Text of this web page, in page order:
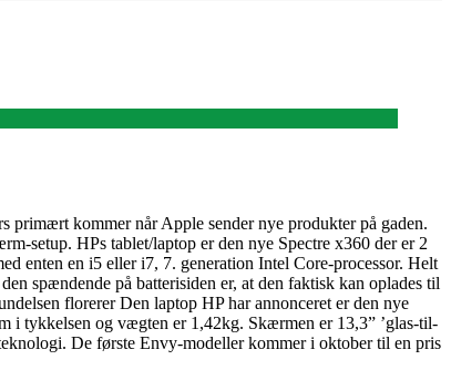
primært kommer når Apple sender nye produkter på gaden.
setup. HPs tablet/laptop er den nye Spectre x360 der er 2
enten en i5 eller i7, 7. generation Intel Core-processor. Helt
spændende på batterisiden er, at den faktisk kan oplades til
florerer Den laptop HP har annonceret er den nye
i tykkelsen og vægten er 1,42kg. Skærmen er 13,3” ’glas-til-
De første Envy-modeller kommer i oktober til en pris